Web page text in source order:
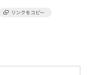
コラボワンピースです。
るチュールを採用し、内